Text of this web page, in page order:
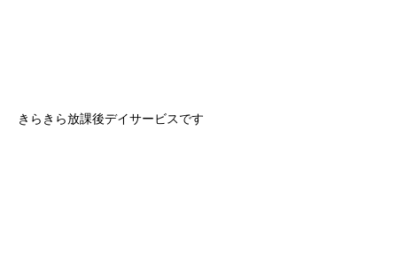
きらきら放課後デイサービスです